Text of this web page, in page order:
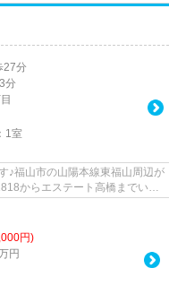
27分
分
1室
♪福山市の山陽本線東福山周辺が
からエステート高橋までいつ
円)
円